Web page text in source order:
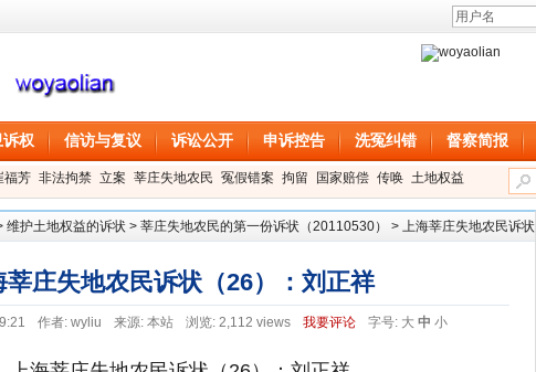
权 信访与复议 诉讼公开 申诉控告 洗冤纠错 督察简报
福芳 非法拘禁 立案 莘庄失地农民 冤假错案 拘留 国家赔偿 传唤 土地权益
维护土地权益的诉状 > 莘庄失地农民的第一份诉状（20110530） > 上海莘庄失地农民诉状
莘庄失地农民诉状（26）：刘正祥
作者: wyliu 来源: 本站 浏览: 2,112 views 我要评论 字号: 大 中 小